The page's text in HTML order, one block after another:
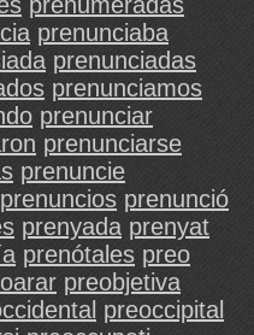
prenunciaba
prenunciadas
prenunciamos
prenunciar
prenunciarse
prenuncie
prenuncios prenunció
prenyada prenyat
prenótales preo
preobjetiva
preoccipital